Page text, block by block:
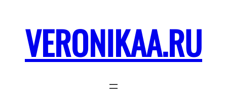
содержимому
VERONIKAA.RU